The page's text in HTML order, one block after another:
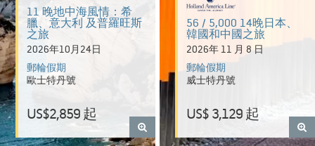
11 晚地中海風情：希
臘、意大利 及普羅旺斯
之旅
2026年10月24日
郵輪假期
歐士特丹號
US$2,859 起
56 / 5,000 14晚日本、
韓國和中國之旅
2026年 11 月 8 日
郵輪假期
威士特丹號
US$ 3,129 起